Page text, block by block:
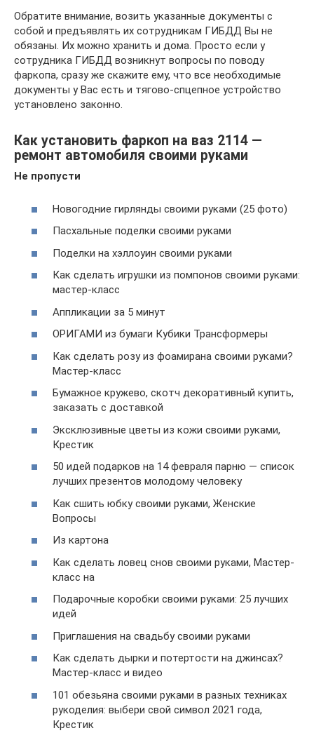
Обратите внимание, возить указанные документы с
собой и предъявлять их сотрудникам ГИБДД Вы не
обязаны. Их можно хранить и дома. Просто если у
сотрудника ГИБДД возникнут вопросы по поводу
фаркопа, сразу же скажите ему, что все необходимые
документы у Вас есть и тягово-спцепное устройство
установлено законно.
Как установить фаркоп на ваз 2114 —
ремонт автомобиля своими руками
Не пропусти
Новогодние гирлянды своими руками (25 фото)
Пасхальные поделки своими руками
Поделки на хэллоуин своими руками
Как сделать игрушки из помпонов своими руками:
мастер-класс
Аппликации за 5 минут
ОРИГАМИ из бумаги Кубики Трансформеры
Как сделать розу из фоамирана своими руками?
Мастер-класс
Бумажное кружево, скотч декоративный купить,
заказать с доставкой
Эксклюзивные цветы из кожи своими руками,
Крестик
50 идей подарков на 14 февраля парню — список
лучших презентов молодому человеку
Как сшить юбку своими руками, Женские
Вопросы
Из картона
Как сделать ловец снов своими руками, Мастер-
класс на
Подарочные коробки своими руками: 25 лучших
идей
Приглашения на свадьбу своими руками
Как сделать дырки и потертости на джинсах?
Мастер-класс и видео
101 обезьяна своими руками в разных техниках
рукоделия: выбери свой символ 2021 года,
Крестик